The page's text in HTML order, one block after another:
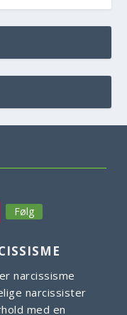
Følg
narcissisme
narcissister
med en